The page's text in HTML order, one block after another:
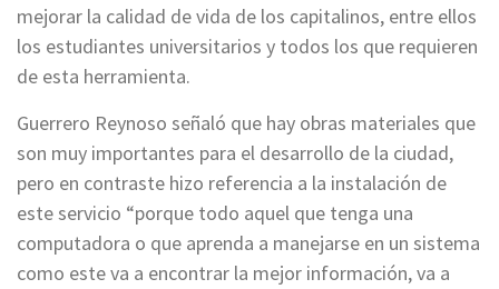
mejorar la calidad de vida de los capitalinos, entre ellos
los estudiantes universitarios y todos los que requieren
de esta herramienta.
Guerrero Reynoso señaló que hay obras materiales que
son muy importantes para el desarrollo de la ciudad,
pero en contraste hizo referencia a la instalación de
este servicio “porque todo aquel que tenga una
computadora o que aprenda a manejarse en un sistema
como este va a encontrar la mejor información, va a